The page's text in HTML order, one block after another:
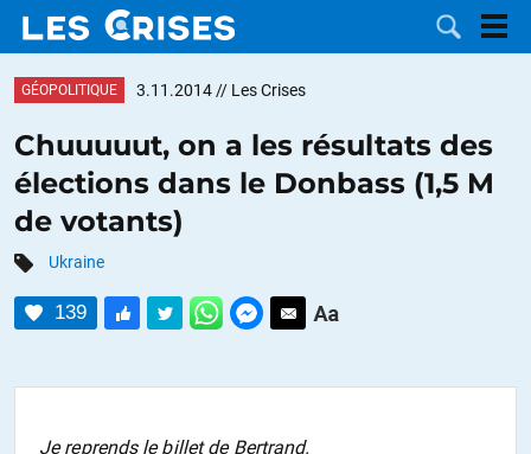
DOSSIERS
CATÉGORIES
MOTS CLÉS
NOUS
CONTACTER
FAIRE UN
GÉOPOLITIQUE 3.11.2014 // Les Crises
Chuuuuut, on a les résultats des
élections dans le Donbass (1,5 M
de votants)
Ukraine
139
Je reprends le billet de Bertrand.